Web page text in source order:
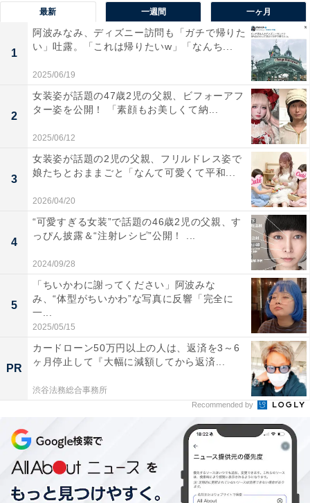
最新 一週間 一ヶ月
1
阿波みなみ、ディズニー訪問も「ガチで帰りた
い」吐露。「これは帰りたいw」「なんち...
2025/06/19
2
女装姿が話題の47歳2児の父親、ビフォーアフ
ター姿を公開！ 「素顔もお美しくて納...
2025/06/12
3
女装姿が話題の2児の父親、フリルドレス姿で
娘たちとおままごと「なんて可愛くて平和...
2026/04/20
4
“可愛すぎる女装”で話題の46歳2児の父親、す
っぴん披露＆“注射レシピ”公開！ ...
2024/09/28
5
「ちいかわに謝ってください」阿波みな
み、“体型がちいかわ”な写真に反響「完全に
一...
2025/05/15
PR
カードローン50万円以上の人は、返済を3～6
ヶ月停止して『大幅に減額してから返済...
渋谷法務総合事務所
Recommended by